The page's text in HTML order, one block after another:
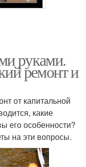
руками.
ремонт и
от капитальной
какие
его особенности?
на эти вопросы.